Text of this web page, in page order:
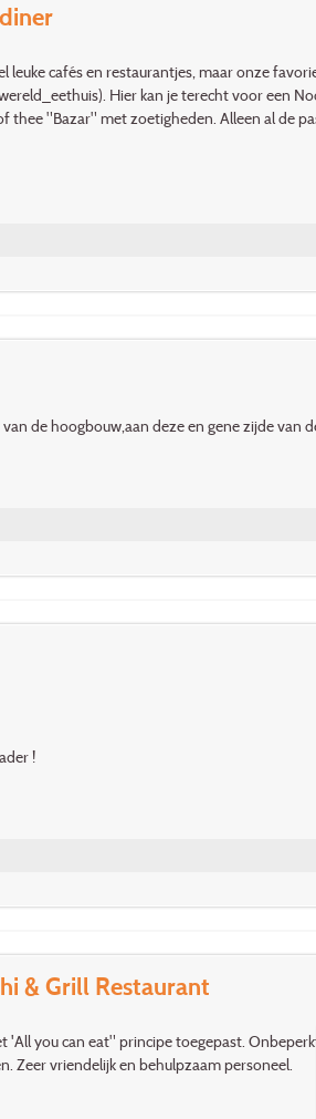
cafés en restaurantjes, maar onze
Hier kan je terecht voor een
thee "Bazar" met zoetigheden. Alleen al de
de hoogbouw,aan deze en gene zijde van
!
& Grill Restaurant
you can eat" principe toegepast.
Zeer vriendelijk en behulpzaam personeel.